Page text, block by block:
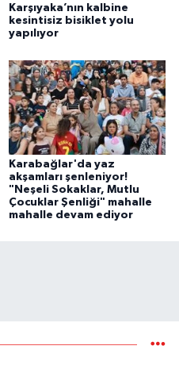
Karşıyaka’nın kalbine
kesintisiz bisiklet yolu
yapılıyor
Karabağlar'da yaz
akşamları şenleniyor!
"Neşeli Sokaklar, Mutlu
Çocuklar Şenliği" mahalle
mahalle devam ediyor